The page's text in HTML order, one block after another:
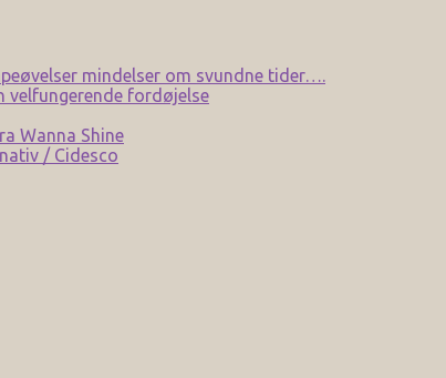
mindelser om svundne tider….
velfungerende fordøjelse
Wanna Shine
/ Cidesco